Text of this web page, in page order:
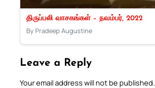
திருப்பலி வாசகங்கள் – நவம்பர், 2022
By Pradeep Augustine
Leave a Reply
Your email address will not be published.